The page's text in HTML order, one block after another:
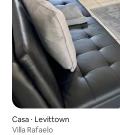
Casa ⋅ Levittown
Villa Rafaelo